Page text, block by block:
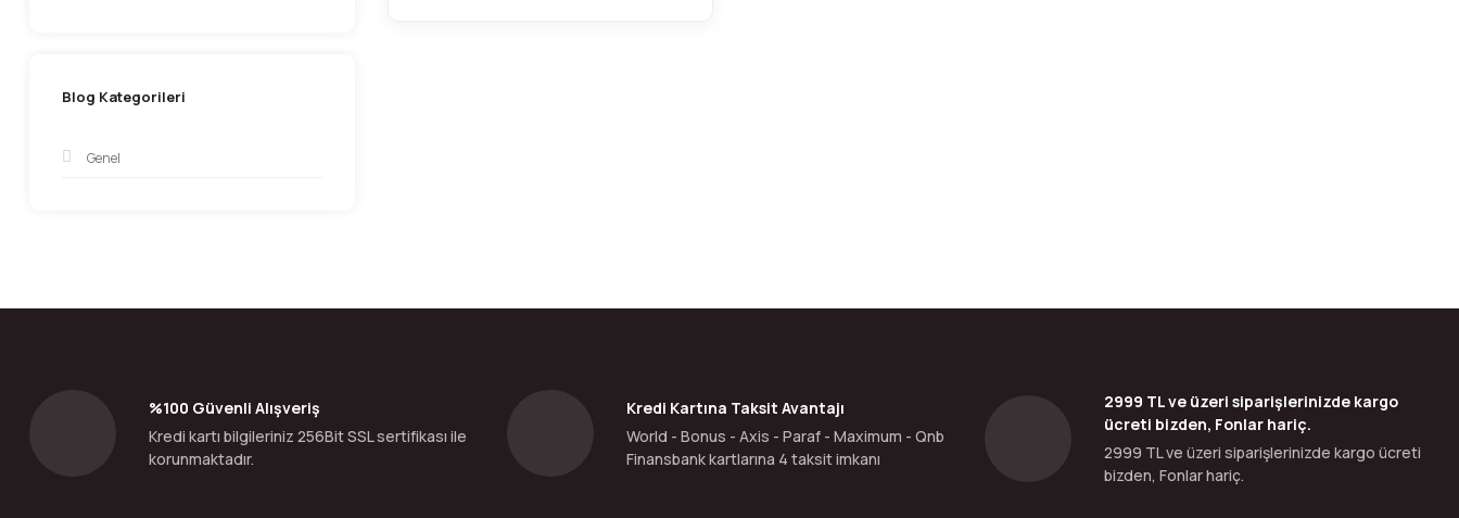
Blog Kategorileri
Genel
%100 Güvenli Alışveriş
Kredi kartı bilgileriniz 256Bit SSL sertifikası ile
korunmaktadır.
Kredi Kartına Taksit Avantajı
World - Bonus - Axis - Paraf - Maximum - Qnb
Finansbank kartlarına 4 taksit imkanı
2999 TL ve üzeri siparişlerinizde kargo
ücreti bizden, Fonlar hariç.
2999 TL ve üzeri siparişlerinizde kargo ücreti
bizden, Fonlar hariç.